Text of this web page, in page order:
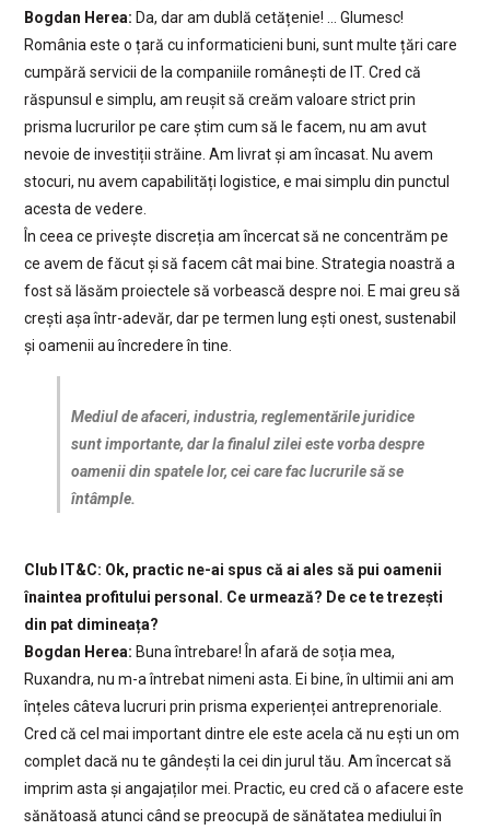
Bogdan Herea: Da, dar am dublă cetățenie! … Glumesc!
România este o țară cu informaticieni buni, sunt multe țări care
cumpără servicii de la companiile românești de IT. Cred că
răspunsul e simplu, am reușit să creăm valoare strict prin
prisma lucrurilor pe care știm cum să le facem, nu am avut
nevoie de investiții străine. Am livrat și am încasat. Nu avem
stocuri, nu avem capabilități logistice, e mai simplu din punctul
acesta de vedere.
În ceea ce privește discreția am încercat să ne concentrăm pe
ce avem de făcut și să facem cât mai bine. Strategia noastră a
fost să lăsăm proiectele să vorbească despre noi. E mai greu să
crești așa într-adevăr, dar pe termen lung ești onest, sustenabil
și oamenii au încredere în tine.
Mediul de afaceri, industria, reglementările juridice
sunt importante, dar la finalul zilei este vorba despre
oamenii din spatele lor, cei care fac lucrurile să se
întâmple.
Club IT&C: Ok, practic ne-ai spus că ai ales să pui oamenii
înaintea profitului personal. Ce urmează? De ce te trezești
din pat dimineața?
Bogdan Herea: Buna întrebare! În afară de soția mea,
Ruxandra, nu m-a întrebat nimeni asta. Ei bine, în ultimii ani am
înțeles câteva lucruri prin prisma experienței antreprenoriale.
Cred că cel mai important dintre ele este acela că nu ești un om
complet dacă nu te gândești la cei din jurul tău. Am încercat să
imprim asta și angajaților mei. Practic, eu cred că o afacere este
sănătoasă atunci când se preocupă de sănătatea mediului în